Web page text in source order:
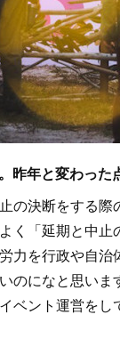
昨年と変わった
の決断をする
く「延期と中
力を行政や自
のになと思い
ベント運営を